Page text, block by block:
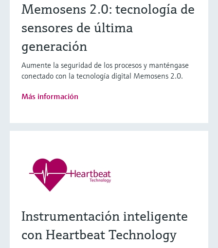
Memosens 2.0: tecnología de
sensores de última
generación
Aumente la seguridad de los procesos y manténgase
conectado con la tecnología digital Memosens 2.0.
Más información
Instrumentación inteligente
con Heartbeat Technology